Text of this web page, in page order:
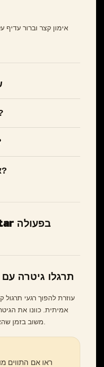
אימון קצר וברור עדיף
זה
אפשר ללמוד מטאבים?
ראו את Timbro Guitar בפעולה
תרגלו גיטרה
אמיתית. כוונו את
ראו אם התווים